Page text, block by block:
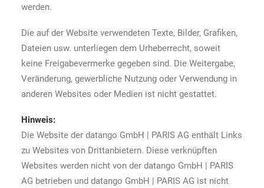
werden.
Die auf der Website verwendeten Texte, Bilder, Grafiken,
Dateien usw. unterliegen dem Urheberrecht, soweit
keine Freigabevermerke gegeben sind. Die Weitergabe,
Veränderung, gewerbliche Nutzung oder Verwendung in
anderen Websites oder Medien ist nicht gestattet.
Hinweis:
Die Website der datango GmbH | PARIS AG enthält Links
zu Websites von Drittanbietern. Diese verknüpften
Websites werden nicht von der datango GmbH | PARIS
AG betrieben und datango GmbH | PARIS AG ist nicht